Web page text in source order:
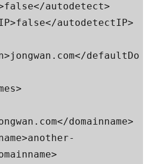
defaultDo
domainname>